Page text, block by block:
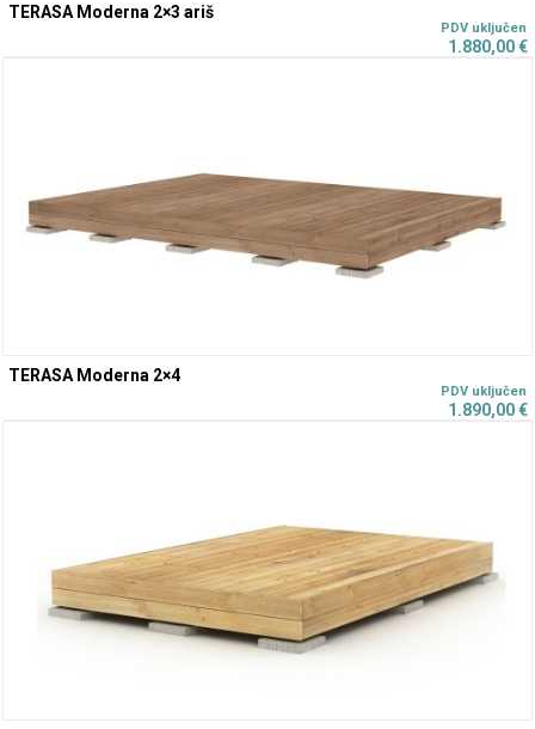
TERASA Moderna 2×3 ariš
1.880,00€
TERASA Moderna 2×4
1.890,00€